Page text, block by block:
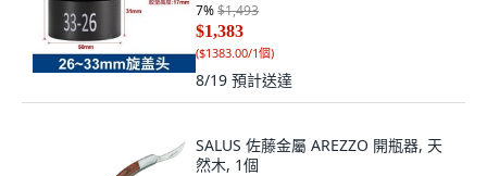
7%$1,493
$1,383
($1383.00/1個)
8/19 預計送達
SALUS 佐藤金屬 AREZZO 開瓶器, 天
然木, 1個